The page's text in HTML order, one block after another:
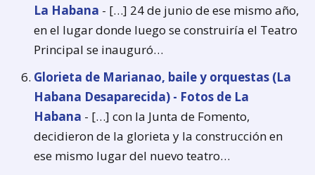
La Habana - […] 24 de junio de ese mismo año,
en el lugar donde luego se construiría el Teatro
Principal se inauguró…
Glorieta de Marianao, baile y orquestas (La
Habana Desaparecida) - Fotos de La
Habana - […] con la Junta de Fomento,
decidieron de la glorieta y la construcción en
ese mismo lugar del nuevo teatro…